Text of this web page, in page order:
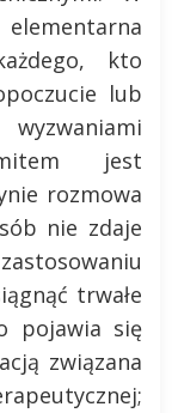
kto
lub
jest
rozmowa
nie zdaje
trwałe
pojawia się
związana